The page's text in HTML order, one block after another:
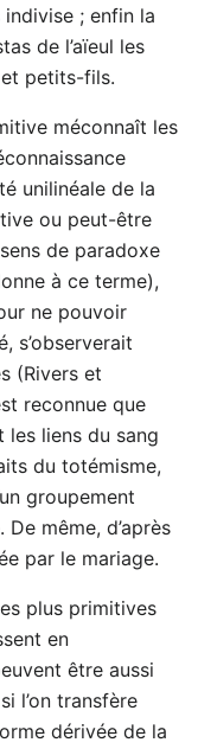
; enfin la
de l’aïeul les
petits-fils.
méconnaît les
unilinéale de la
ou peut-être
de paradoxe
à ce terme),
ne pouvoir
s’observerait
(Rivers et
reconnue que
liens du sang
du totémisme,
groupement
même, d’après
par le mariage.
plus primitives
en
être aussi
l’on transfère
dérivée de la